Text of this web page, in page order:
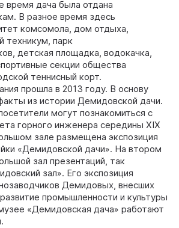
время дача была отдана
В разное время здесь
комсомола, дом отдыха,
парк
детская площадка, водокачка,
секции общества
теннисный корт.
прошла в 2013 году. В основу
из истории Демидовской дачи.
могут познакомиться с
горного инженера середины XIX
зале размещена экспозиция
«Демидовской дачи». На втором
зал презентаций, так
зал». Его экспозиция
Демидовых, внесших
промышленности и культуры
«Демидовская дача» работают